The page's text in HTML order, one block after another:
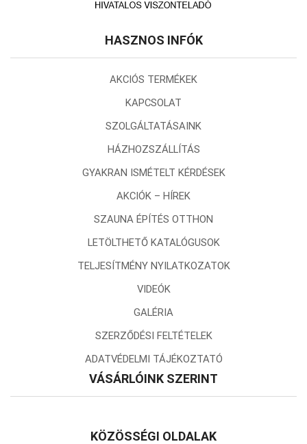
HASZNOS INFÓK
AKCIÓS TERMÉKEK
KAPCSOLAT
SZOLGÁLTATÁSAINK
HÁZHOZSZÁLLÍTÁS
GYAKRAN ISMÉTELT KÉRDÉSEK
AKCIÓK – HÍREK
SZAUNA ÉPÍTÉS OTTHON
LETÖLTHETŐ KATALÓGUSOK
TELJESÍTMÉNY NYILATKOZATOK
VIDEÓK
GALÉRIA
SZERZŐDÉSI FELTÉTELEK
ADATVÉDELMI TÁJÉKOZTATÓ
VÁSÁRLÓINK SZERINT
KÖZÖSSÉGI OLDALAK